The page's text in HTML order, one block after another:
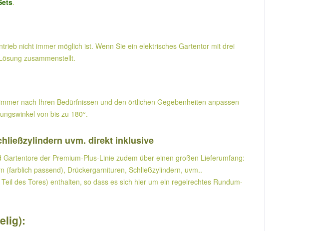
.
nicht immer möglich ist. Wenn Sie ein elektrisches Gartentor mit drei
zusammenstellt.
nach Ihren Bedürfnissen und den örtlichen Gegebenheiten anpassen
von bis zu 180°.
uvm. direkt inklusive
der Premium-Plus-Linie zudem über einen großen Lieferumfang:
(farblich passend), Drückergarnituren, Schließzylindern, uvm..
des Tores) enthalten, so dass es sich hier um ein regelrechtes Rundum-